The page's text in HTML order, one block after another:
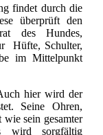
findet durch die
überprüft den
des Hundes,
Hüfte, Schulter,
im Mittelpunkt
hier wird der
Seine Ohren,
sein gesamter
wird sorgfältig